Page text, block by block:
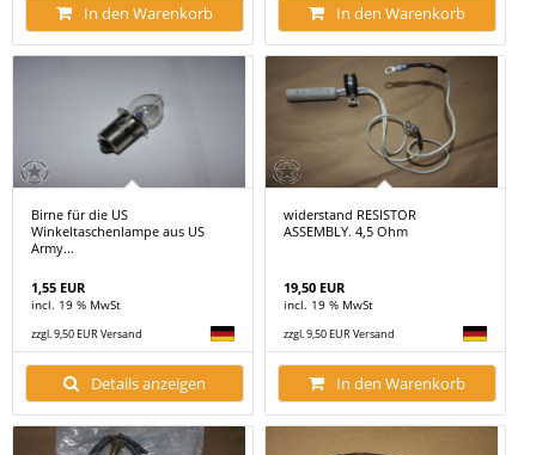
In den Warenkorb In den Warenkorb
Birne für die US
Winkeltaschenlampe aus US
Army...
1,55 EUR
incl. 19 % MwSt
zzgl. 9,50 EUR Versand
Details anzeigen
widerstand RESISTOR
ASSEMBLY. 4,5 Ohm
19,50 EUR
incl. 19 % MwSt
zzgl. 9,50 EUR Versand
In den Warenkorb